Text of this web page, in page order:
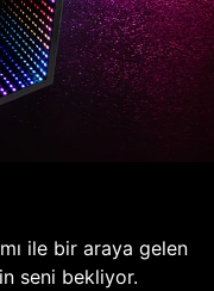
ile bir araya gelen
seni bekliyor.